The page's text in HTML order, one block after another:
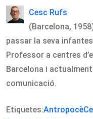
Cesc Rufs
(Barcelona,
passar la seva
Professor a centres
Barcelona i
comunicació.
Etiquetes:Antropocè